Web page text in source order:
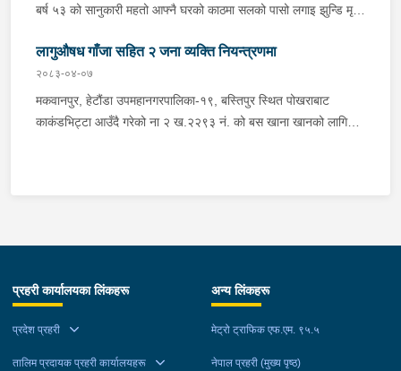
बर्ष ५३ को सानुकारी महतो आफ्नै घरको काठमा सलको पासो लगाइ झुन्डि मृत्यु
सहित थप अनुसन्धान कार्य भइरहेको ।
लागुऔषध गाँजा सहित २ जना व्यक्ति नियन्त्रणमा
२०८३-०४-०७
मकवानपुर, हेटौंडा उपमहानगरपालिका-१९, बस्तिपुर स्थित पोखराबाट
काकंडभिट्टा आउँदै गरेको ना २ ख.२२९३ नं. को बस खाना खानको लागि
लागुऔषध गाँजा २६ किलोग्राम २० ग्राम फेला परेको । लागुऔषध सहित
समिर मोक्तान र सोहि हेटौंडा उपमहानगरपालिका-१९, बस्तिपुर बस्ने वर्ष
भईरहेको छ ।
प्रहरी कार्यालयका लिंकहरू
प्रदेश प्रहरी
तालिम प्रदायक प्रहरी कार्यालयहरू
अन्य लिंकहरू
मेट्रो ट्राफिक एफ.एम. ९५.५
नेपाल प्रहरी (मुख्य पृष्ठ)